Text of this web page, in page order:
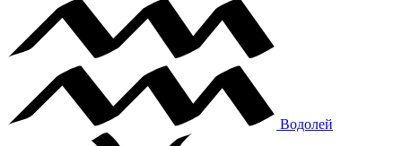
Водолей